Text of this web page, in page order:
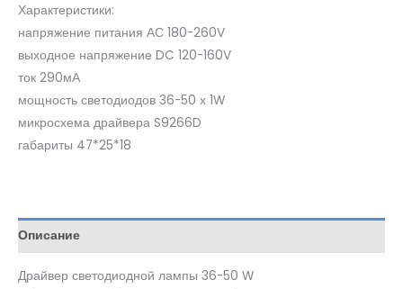
Характеристики:
напряжение питания АС 180-260V
выходное напряжение DC 120-160V
ток 290мА
мощность светодиодов 36-50 х 1W
микросхема драйвера S9266D
габариты 47*25*18
Описание
Драйвер светодиодной лампы 36-50 W